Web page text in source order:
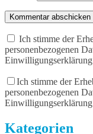
Kommentar abschicken
Ich stimme der
personenbezogenen
Ich stimme der
personenbezogenen
Kategorien